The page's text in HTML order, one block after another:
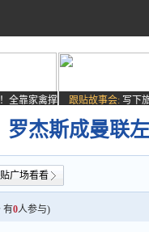
全靠家禽撑
跟贴故事会: 写下
罗杰斯成曼联
广场看看
有0人参与)